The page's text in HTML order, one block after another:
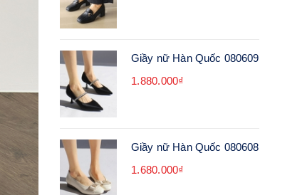
Giầy nữ Hàn Quốc 080609
1.880.000₫
Giầy nữ Hàn Quốc 080608
1.680.000₫